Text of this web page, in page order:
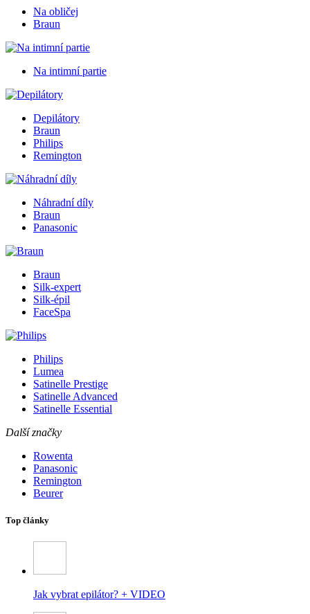
Na obličej
Braun
Na intimní partie
Depilátory
Braun
Philips
Remington
Náhradní díly
Braun
Panasonic
Braun
Silk-expert
Silk-épil
FaceSpa
Philips
Lumea
Satinelle Prestige
Satinelle Advanced
Satinelle Essential
Další značky
Rowenta
Panasonic
Remington
Beurer
Top články
Jak vybrat epilátor? + VIDEO